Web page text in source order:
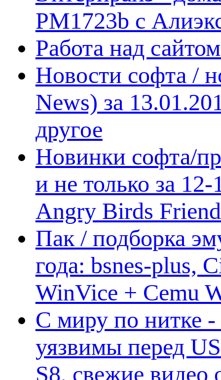
PM1723b с
Работа над
Новости софта /
News) за
другое
Новинки софта/
и не только за
Angry Birds
Пак / подборка
года: bsnes-plus,
WinVice + Cemu
С миру по нитке
уязвимы перед
S8, свежие